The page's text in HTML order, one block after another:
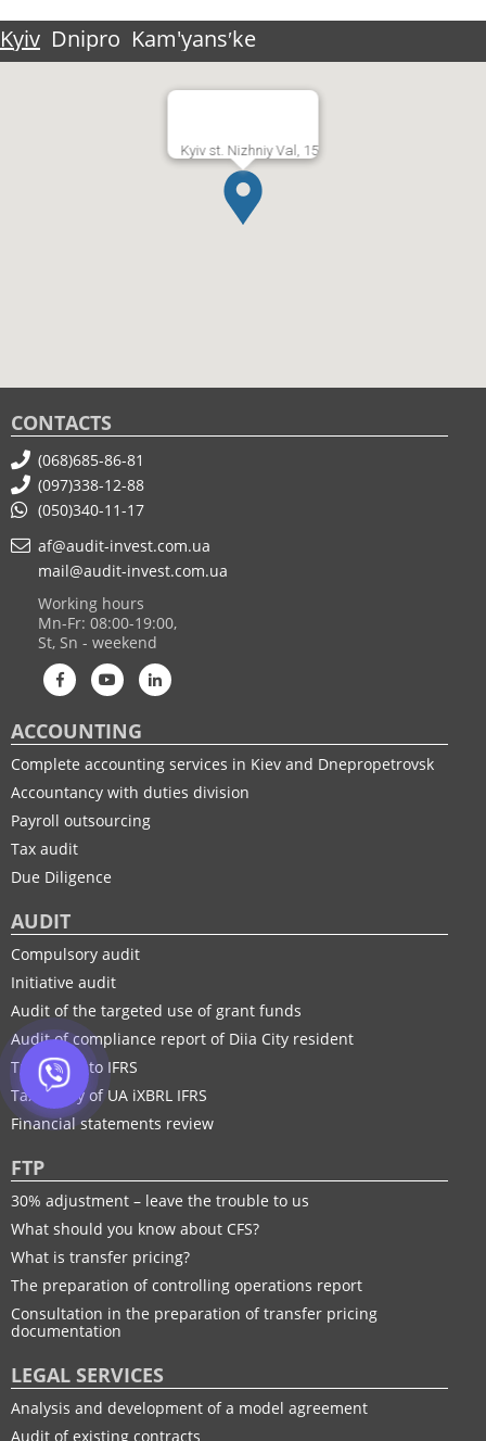
Kyiv Dnipro Kam'yansʹke
Kyiv st. Nizhniy Val, 15
CONTACTS
(068)685-86-81
(097)338-12-88
(050)340-11-17
af@audit-invest.com.ua
mail@audit-invest.com.ua
Working hours
Mn-Fr: 08:00-19:00,
St, Sn - weekend
ACCOUNTING
Complete accounting services in Kiev and Dnepropetrovsk
Accountancy with duties division
Payroll outsourcing
Tax audit
Due Diligence
AUDIT
Compulsory audit
Initiative audit
Audit of the targeted use of grant funds
Audit of compliance report of Diia City resident
Transition to IFRS
Taxonomy of UA іXBRL IFRS
Financial statements review
FTP
30% adjustment – leave the trouble to us
What should you know about CFS?
What is transfer pricing?
The preparation of controlling operations report
Consultation in the preparation of transfer pricing
documentation
LEGAL SERVICES
Analysis and development of a model agreement
Audit of existing contracts